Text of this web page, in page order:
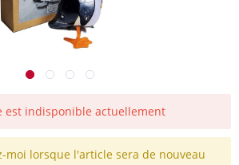
est indisponible actuellement
moi lorsque l'article sera de nouveau